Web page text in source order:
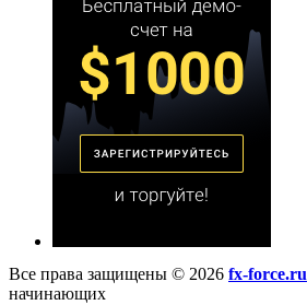
Все права защищены © 2026 fx-force.ru
начинающих